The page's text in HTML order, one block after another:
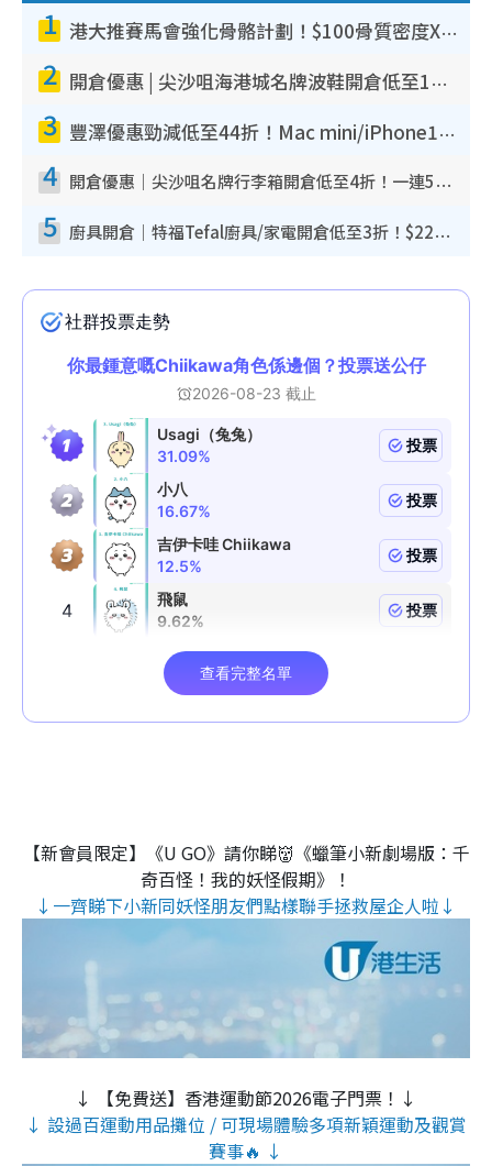
1 港大推賽馬會強化骨骼計劃！$100骨質密度X光檢查 完成免費運動訓練送超市禮券！附參加資格
2 開倉優惠 | 尖沙咀海港城名牌波鞋開倉低至1折！On鞋$899起／Joy&Peace鞋履$98起
3 豐澤優惠勁減低至44折！Mac mini/iPhone17Pro大減價！廚房家電$220起
4 開倉優惠｜尖沙咀名牌行李箱開倉低至4折！一連5日 American Tourister/ace./Hallmark $200起！
5 廚具開倉｜特福Tefal廚具/家電開倉低至3折！$220起買平底鍋/炒鑊/湯煲！電飯煲/吸塵機/燙斗$418起
【新會員限定】《U GO》請你睇👹《蠟筆小新劇場版：千
奇百怪！我的妖怪假期》！
↓一齊睇下小新同妖怪朋友們點樣聯手拯救屋企人啦↓
↓ 【免費送】香港運動節2026電子門票！↓
↓ 設過百運動用品攤位 / 可現場體驗多項新穎運動及觀賞
賽事🔥 ↓